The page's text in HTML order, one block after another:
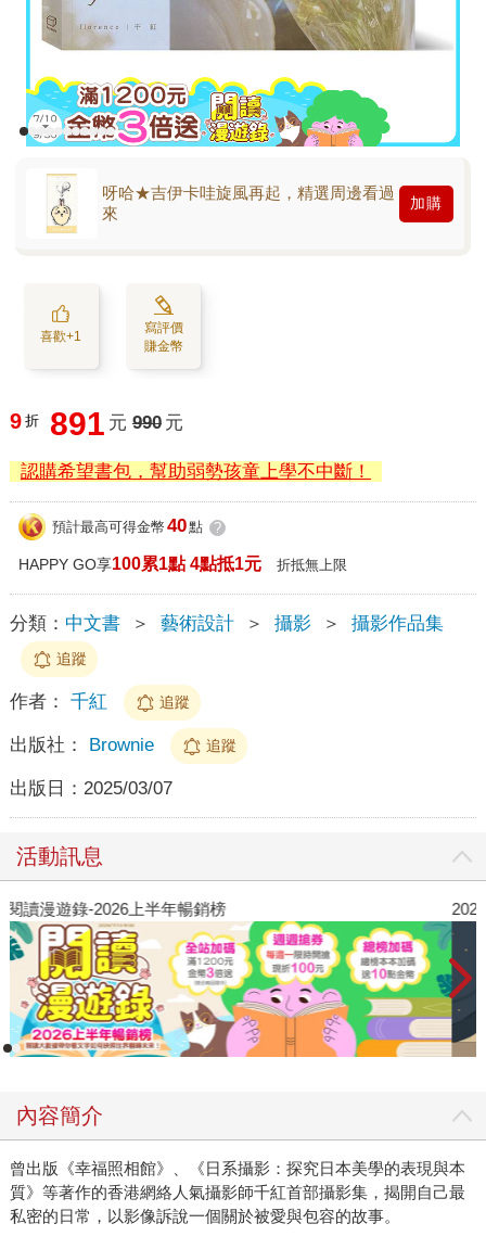
呀哈★吉伊卡哇旋風再起，精選周邊看過
來
加購
喜歡+1
寫評價
賺金幣
9 折 891 元 990 元
認購希望書包，幫助弱勢孩童上學不中斷！
預計最高可得金幣 40點 ?
HAPPY GO享100累1點 4點抵1元 折抵無上限
分類： 中文書 ＞ 藝術設計 ＞ 攝影 ＞ 攝影作品集
追蹤
作者： 千紅 追蹤
出版社： Brownie 追蹤
出版日： 2025/03/07
活動訊息
閱讀漫遊錄-2026上半年暢銷榜
內容簡介
曾出版《幸福照相館》、《日系攝影：探究日本美學的表現與本
質》等著作的香港網絡人氣攝影師千紅首部攝影集，揭開自己最
私密的日常，以影像訴說一個關於被愛與包容的故事。